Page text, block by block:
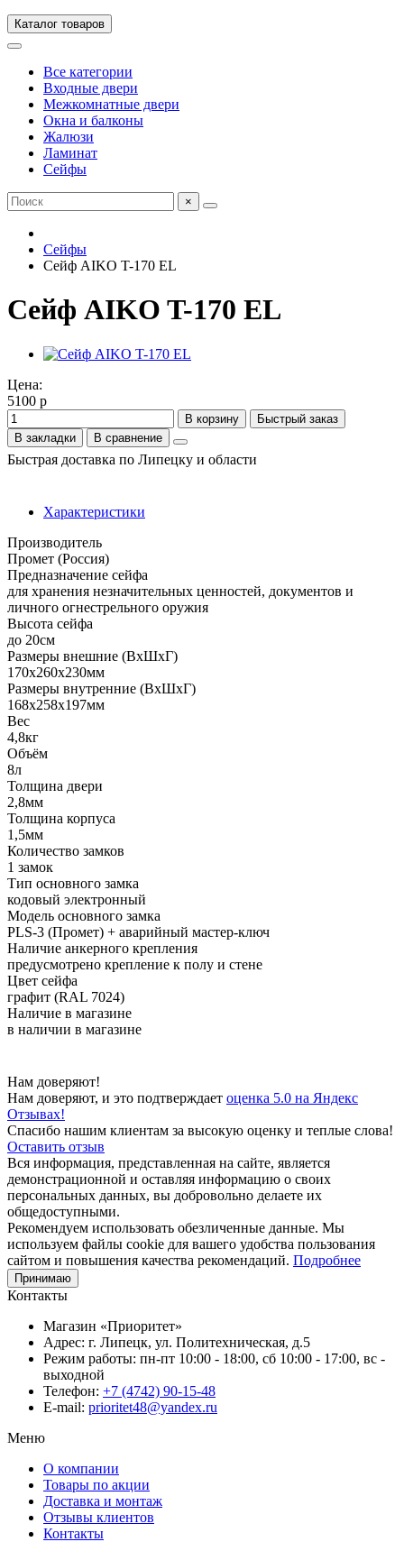
Каталог товаров
Все категории
Входные двери
Межкомнатные двери
Окна и балконы
Жалюзи
Ламинат
Сейфы
×
Сейфы
Сейф AIKO T-170 EL
Сейф AIKO T-170 EL
Цена:
5100 р
В корзину
Быстрый заказ
В закладки
В сравнение
Быстрая доставка по Липецку и области
Характеристики
Производитель
Промет (Россия)
Предназначение сейфа
для хранения незначительных ценностей, документов и
личного огнестрельного оружия
Высота сейфа
до 20см
Размеры внешние (ВхШхГ)
170x260x230мм
Размеры внутренние (ВхШхГ)
168x258x197мм
Вес
4,8кг
Объём
8л
Толщина двери
2,8мм
Толщина корпуса
1,5мм
Количество замков
1 замок
Тип основного замка
кодовый электронный
Модель основного замка
PLS-3 (Промет) + аварийный мастер-ключ
Наличие анкерного крепления
предусмотрено крепление к полу и стене
Цвет сейфа
графит (RAL 7024)
Наличие в магазине
в наличии в магазине
Нам доверяют!
Нам доверяют, и это подтверждает оценка 5.0 на Яндекс
Отзывах!
Спасибо нашим клиентам за высокую оценку и теплые слова!
Оставить отзыв
Вся информация, представленная на сайте, является
демонстрационной и оставляя информацию о своих
персональных данных, вы добровольно делаете их
общедоступными.
Рекомендуем использовать обезличенные данные. Мы
используем файлы cookie для вашего удобства пользования
сайтом и повышения качества рекомендаций. Подробнее
Принимаю
Контакты
Магазин «Приоритет»
Адрес: г. Липецк, ул. Политехническая, д.5
Режим работы: пн-пт 10:00 - 18:00, сб 10:00 - 17:00, вс -
выходной
Телефон: +7 (4742) 90-15-48
E-mail: prioritet48@yandex.ru
Меню
О компании
Товары по акции
Доставка и монтаж
Отзывы клиентов
Контакты